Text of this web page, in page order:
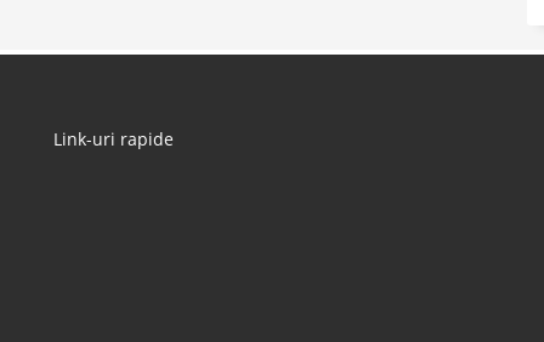
Link-uri rapide